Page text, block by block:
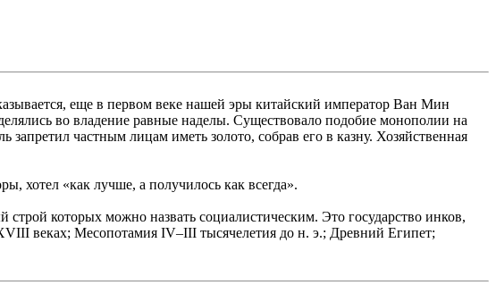
еще в первом веке нашей эры китайский император Ван Мин
во владение равные наделы. Существовало подобие монополии на
частным лицам иметь золото, собрав его в казну. Хозяйственная
хотел «как лучше, а получилось как всегда».
которых можно назвать социалистическим. Это государство инков,
веках; Месопотамия IV–III тысячелетия до н. э.; Древний Египет;